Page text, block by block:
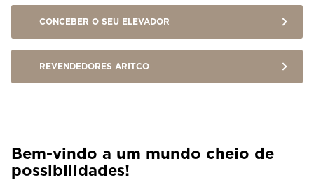
CONCEBER O SEU ELEVADOR
REVENDEDORES ARITCO
Bem-vindo a um mundo cheio de
possibilidades!